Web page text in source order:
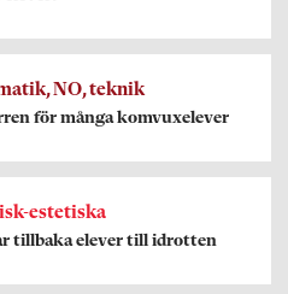
NO, teknik
för många komvuxelever
estetiska
tillbaka elever till idrotten